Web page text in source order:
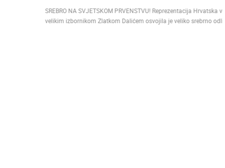
SREBRO NA SVJETSKOM PRVENSTVU! Reprezentacija Hrvatska vođena
velikim izbornikom Zlatkom Dalićem osvojila je veliko srebrno odličje.…